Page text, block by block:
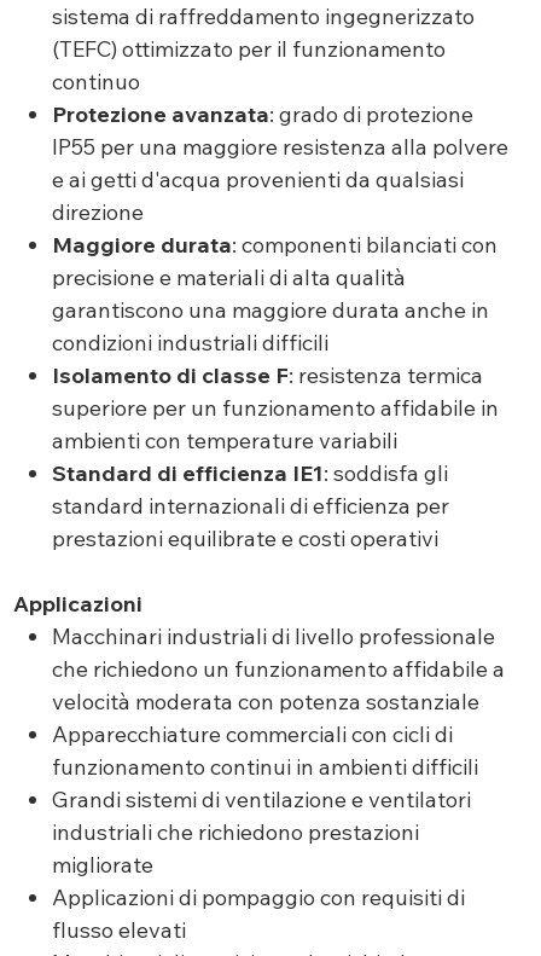
sistema di raffreddamento ingegnerizzato
(TEFC) ottimizzato per il funzionamento
continuo
Protezione avanzata: grado di protezione
IP55 per una maggiore resistenza alla polvere
e ai getti d'acqua provenienti da qualsiasi
direzione
Maggiore durata: componenti bilanciati con
precisione e materiali di alta qualità
garantiscono una maggiore durata anche in
condizioni industriali difficili
Isolamento di classe F: resistenza termica
superiore per un funzionamento affidabile in
ambienti con temperature variabili
Standard di efficienza IE1: soddisfa gli
standard internazionali di efficienza per
prestazioni equilibrate e costi operativi
Applicazioni
Macchinari industriali di livello professionale
che richiedono un funzionamento affidabile a
velocità moderata con potenza sostanziale
Apparecchiature commerciali con cicli di
funzionamento continui in ambienti difficili
Grandi sistemi di ventilazione e ventilatori
industriali che richiedono prestazioni
migliorate
Applicazioni di pompaggio con requisiti di
flusso elevati